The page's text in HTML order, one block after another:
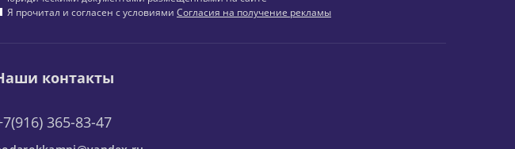
Я прочитал и согласен с условиями Согласия на получение рекламы
контакты
365-83-47